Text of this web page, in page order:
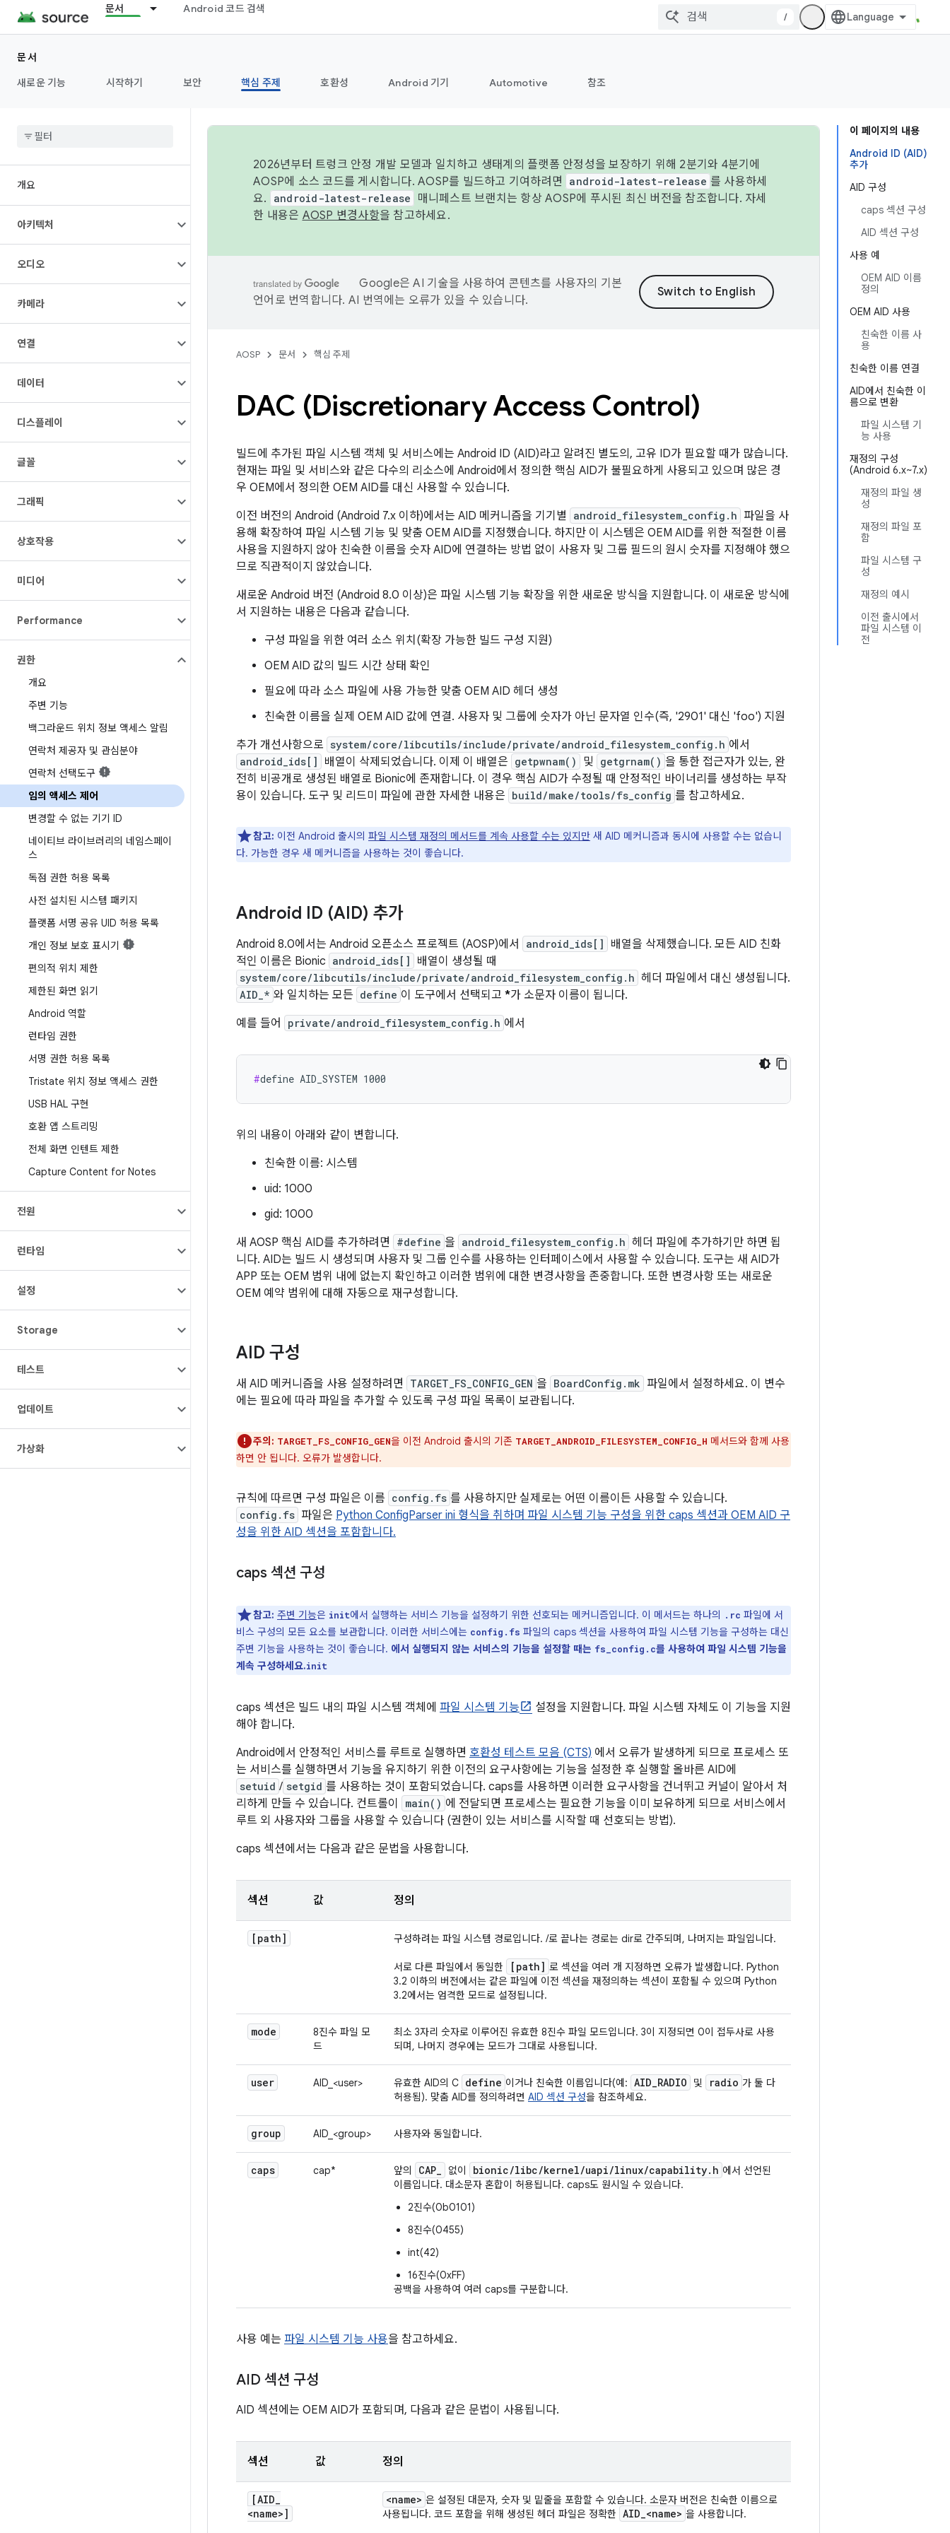
문서 Android 코드 검색
/
문서
새로운 기능
시작하기 보안 핵심 주제 호환성 Android 기기 Automotive 참조
개요
아키텍처
오디오
카메라
연결
데이터
디스플레이
글꼴
그래픽
상호작용
미디어
Performance
권한
개요
주변 기능
백그라운드 위치 정보 액세스 알림
연락처 제공자 및 관심분야
연락처 선택도구
임의 액세스 제어
변경할 수 없는 기기 ID
네이티브 라이브러리의 네임스페이
스
독점 권한 허용 목록
사전 설치된 시스템 패키지
플랫폼 서명 공유 UID 허용 목록
개인 정보 보호 표시기
편의적 위치 제한
제한된 화면 읽기
Android 역할
런타임 권한
서명 권한 허용 목록
Tristate 위치 정보 액세스 권한
USB HAL 구현
호환 앱 스트리밍
전체 화면 인텐트 제한
Capture Content for Notes
전원
런타임
설정
Storage
테스트
업데이트
가상화
이 페이지의 내용
Android ID (AID)
추가
AID 구성
caps 섹션 구성
AID 섹션 구성
사용 예
OEM AID 이름
정의
OEM AID 사용
친숙한 이름 사
용
친숙한 이름 연결
AID에서 친숙한 이
름으로 변환
파일 시스템 기
능 사용
재정의 구성
(Android 6.x~7.x)
재정의 파일 생
성
재정의 파일 포
함
파일 시스템 구
성
재정의 예시
이전 출시에서
파일 시스템 이
전
2026년부터 트렁크 안정 개발 모델과 일치하고 생태계의 플랫폼 안정성을 보장하기 위해 2분기와 4분기에
AOSP에 소스 코드를 게시합니다. AOSP를 빌드하고 기여하려면
android-latest-release 를 사용하세
요.
android-latest-release
매니페스트 브랜치는 항상 AOSP에 푸시된 최신 버전을 참조합니다. 자세
한 내용은 AOSP 변경사항을 참고하세요.
Google은 AI 기술을 사용하여 콘텐츠를 사용자의 기본
언어로 번역합니다. AI 번역에는 오류가 있을 수 있습니다.
AOSP 문서 핵심 주제
DAC (Discretionary Access Control)
빌드에 추가된 파일 시스템 객체 및 서비스에는 Android ID (AID)라고 알려진 별도의, 고유 ID가 필요할 때가 많습니다.
현재는 파일 및 서비스와 같은 다수의 리소스에 Android에서 정의한 핵심 AID가 불필요하게 사용되고 있으며 많은 경
우 OEM에서 정의한 OEM AID를 대신 사용할 수 있습니다.
이전 버전의 Android (Android 7.x 이하)에서는 AID 메커니즘을 기기별 android_filesystem_config.h 파일을 사
용해 확장하여 파일 시스템 기능 및 맞춤 OEM AID를 지정했습니다. 하지만 이 시스템은 OEM AID를 위한 적절한 이름
사용을 지원하지 않아 친숙한 이름을 숫자 AID에 연결하는 방법 없이 사용자 및 그룹 필드의 원시 숫자를 지정해야 했으
므로 직관적이지 않았습니다.
새로운 Android 버전 (Android 8.0 이상)은 파일 시스템 기능 확장을 위한 새로운 방식을 지원합니다. 이 새로운 방식에
서 지원하는 내용은 다음과 같습니다.
구성 파일을 위한 여러 소스 위치(확장 가능한 빌드 구성 지원)
OEM AID 값의 빌드 시간 상태 확인
필요에 따라 소스 파일에 사용 가능한 맞춤 OEM AID 헤더 생성
친숙한 이름을 실제 OEM AID 값에 연결. 사용자 및 그룹에 숫자가 아닌 문자열 인수(즉, '2901' 대신 'foo') 지원
추가 개선사항으로 system/core/libcutils/include/private/android_filesystem_config.h 에서
android_ids[] 배열이 삭제되었습니다. 이제 이 배열은 getpwnam() 및 getgrnam() 을 통한 접근자가 있는, 완
전히 비공개로 생성된 배열로 Bionic에 존재합니다. 이 경우 핵심 AID가 수정될 때 안정적인 바이너리를 생성하는 부작
용이 있습니다. 도구 및 리드미 파일에 관한 자세한 내용은 build/make/tools/fs_config 를 참고하세요.
참고: 이전 Android 출시의 파일 시스템 재정의 메서드를 계속 사용할 수는 있지만 새 AID 메커니즘과 동시에 사용할 수는 없습니
다. 가능한 경우 새 메커니즘을 사용하는 것이 좋습니다.
Android ID (AID) 추가
Android 8.0에서는 Android 오픈소스 프로젝트 (AOSP)에서 android_ids[]
배열을 삭제했습니다. 모든 AID 친화
적인 이름은 Bionic android_ids[] 배열이 생성될 때
system/core/libcutils/include/private/android_filesystem_config.h 헤더 파일에서 대신 생성됩니다.
AID_* 와 일치하는 모든 define 이 도구에서 선택되고 *가 소문자 이름이 됩니다.
예를 들어
private/android_filesystem_config.h 에서
#define AID_SYSTEM 1000
위의 내용이 아래와 같이 변합니다.
친숙한 이름: 시스템
uid: 1000
gid: 1000
새 AOSP 핵심 AID를 추가하려면
#define 을 android_filesystem_config.h 헤더 파일에 추가하기만 하면 됩
니다. AID는 빌드 시 생성되며 사용자 및 그룹 인수를 사용하는 인터페이스에서 사용할 수 있습니다. 도구는 새 AID가
APP 또는 OEM 범위 내에 없는지 확인하고 이러한 범위에 대한 변경사항을 존중합니다. 또한 변경사항 또는 새로운
OEM 예약 범위에 대해 자동으로 재구성합니다.
AID 구성
새 AID 메커니즘을 사용 설정하려면 TARGET_FS_CONFIG_GEN 을 BoardConfig.mk 파일에서 설정하세요. 이 변수
에는 필요에 따라 파일을 추가할 수 있도록 구성 파일 목록이 보관됩니다.
주의: TARGET_FS_CONFIG_GEN을 이전 Android 출시의 기존 TARGET_ANDROID_FILESYSTEM_CONFIG_H 메서드와 함께 사용
하면 안 됩니다. 오류가 발생합니다.
규칙에 따르면 구성 파일은 이름 config.fs 를 사용하지만 실제로는 어떤 이름이든 사용할 수 있습니다.
config.fs 파일은 Python ConfigParser ini 형식을 취하며 파일 시스템 기능 구성을 위한 caps 섹션과 OEM AID 구
성을 위한 AID 섹션을 포함합니다.
caps 섹션 구성
참고: 주변 기능은 init에서 실행하는 서비스 기능을 설정하기 위한 선호되는 메커니즘입니다. 이 메서드는 하나의 .rc 파일에 서
비스 구성의 모든 요소를 보관합니다. 이러한 서비스에는 config.fs 파일의 caps 섹션을 사용하여 파일 시스템 기능을 구성하는 대신
주변 기능을 사용하는 것이 좋습니다. 에서 실행되지 않는 서비스의 기능을 설정할 때는 fs_config.c를 사용하여 파일 시스템 기능을
계속 구성하세요.init
caps 섹션은 빌드 내의 파일 시스템 객체에 파일 시스템 기능
설정을 지원합니다. 파일 시스템 자체도 이 기능을 지원
해야 합니다.
Android에서 안정적인 서비스를 루트로 실행하면 호환성 테스트 모음 (CTS) 에서 오류가 발생하게 되므로 프로세스 또
는 서비스를 실행하면서 기능을 유지하기 위한 이전의 요구사항에는 기능을 설정한 후 실행할 올바른 AID에
setuid / setgid 를 사용하는 것이 포함되었습니다. caps를 사용하면 이러한 요구사항을 건너뛰고 커널이 알아서 처
리하게 만들 수 있습니다. 컨트롤이
main() 에 전달되면 프로세스는 필요한 기능을 이미 보유하게 되므로 서비스에서
루트 외 사용자와 그룹을 사용할 수 있습니다 (권한이 있는 서비스를 시작할 때 선호되는 방법).
caps 섹션에서는 다음과 같은 문법을 사용합니다.
섹션 값 정의
[path] 구성하려는 파일 시스템 경로입니다. /로 끝나는 경로는 dir로 간주되며, 나머지는 파일입니다.
서로 다른 파일에서 동일한 [path] 로 섹션을 여러 개 지정하면 오류가 발생합니다. Python
3.2 이하의 버전에서는 같은 파일에 이전 섹션을 재정의하는 섹션이 포함될 수 있으며 Python
3.2에서는 엄격한 모드로 설정됩니다.
mode
8진수 파일 모
드
최소 3자리 숫자로 이루어진 유효한 8진수 파일 모드입니다. 3이 지정되면 0이 접두사로 사용
되며, 나머지 경우에는 모드가 그대로 사용됩니다.
user AID_<user> 유효한 AID의 C define 이거나 친숙한 이름입니다(예: AID_RADIO 및 radio 가 둘 다
허용됨). 맞춤 AID를 정의하려면 AID 섹션 구성을 참조하세요.
group AID_<group> 사용자와 동일합니다.
caps cap* 앞의 CAP_ 없이 bionic/libc/kernel/uapi/linux/capability. h 에서 선언된
이름입니다. 대소문자 혼합이 허용됩니다. caps도 원시일 수 있습니다.
2진수(0b0101)
8진수(0455)
int(42)
16진수(0xFF)
공백을 사용하여 여러 caps를 구분합니다.
사용 예는 파일 시스템 기능 사용을 참고하세요.
AID 섹션 구성
AID 섹션에는 OEM AID가 포함되며, 다음과 같은 문법이 사용됩니다.
섹션 값 정의
[AID_
<name>]
<name> 은 설정된 대문자, 숫자 및 밑줄을 포함할 수 있습니다. 소문자 버전은 친숙한 이름으로
사용됩니다. 코드 포함을 위해 생성된 헤더 파일은 정확한 AID_<name> 을 사용합니다.